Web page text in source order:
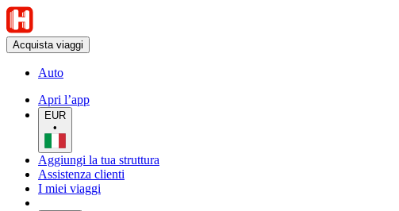
Acquista viaggi
Auto
Apri l’app
EUR
•
Aggiungi la tua struttura
Assistenza clienti
I miei viaggi